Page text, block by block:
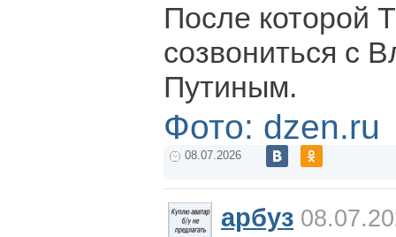
После которой
созвониться с
Путиным.
Фото: dzen.ru
08.07.2026
арбуз